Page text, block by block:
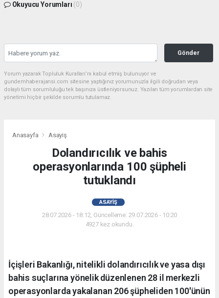
Okuyucu Yorumları (0)
Gönder
Yorum yazarak Topluluk Kuralları’nı kabul etmiş bulunuyor ve
gundemhaberajansi.com sitesine yaptığınız yorumunuzla ilgili doğrudan veya
dolaylı tüm sorumluluğu tek başınıza üstleniyorsunuz. Yazılan tüm yorumlardan site
yönetimi hiçbir şekilde sorumlu tutulamaz.
Anasayfa Asayiş
Dolandırıcılık ve bahis
operasyonlarında 100 şüpheli
tutuklandı
ASAYIŞ
28.07.2026 - 18:12, Güncelleme: 29.07.2026 - 10:20
4927 kez okundu.
İçişleri Bakanlığı, nitelikli dolandırıcılık ve yasa dışı
bahis suçlarına yönelik düzenlenen 28 il merkezli
operasyonlarda yakalanan 206 şüpheliden 100'ünün